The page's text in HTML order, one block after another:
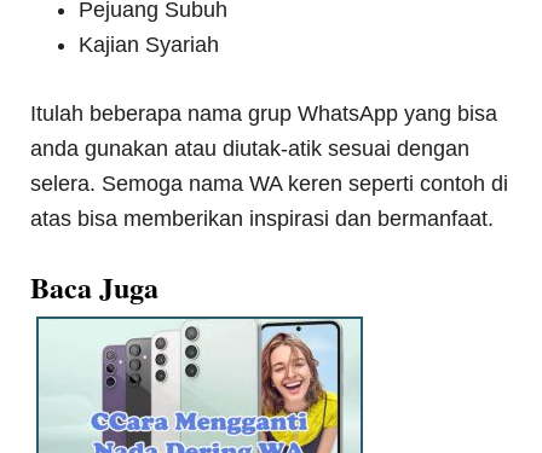
Pejuang Subuh
Kajian Syariah
Itulah beberapa nama grup WhatsApp yang bisa
anda gunakan atau diutak-atik sesuai dengan
selera. Semoga nama WA keren seperti contoh di
atas bisa memberikan inspirasi dan bermanfaat.
Baca Juga